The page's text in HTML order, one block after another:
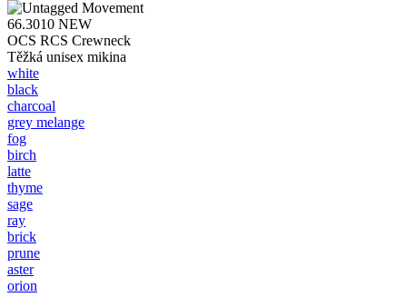
66.3010 NEW
OCS RCS Crewneck
Těžká unisex mikina
white
black
charcoal
grey melange
fog
birch
latte
thyme
sage
ray
brick
prune
aster
orion